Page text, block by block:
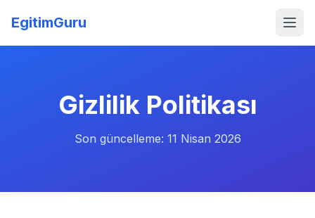
EgitimGuru
Gizlilik Politikası
Son güncelleme: 11 Nisan 2026